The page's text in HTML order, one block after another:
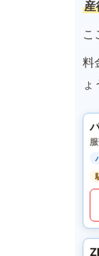
産
こ
料
ょ